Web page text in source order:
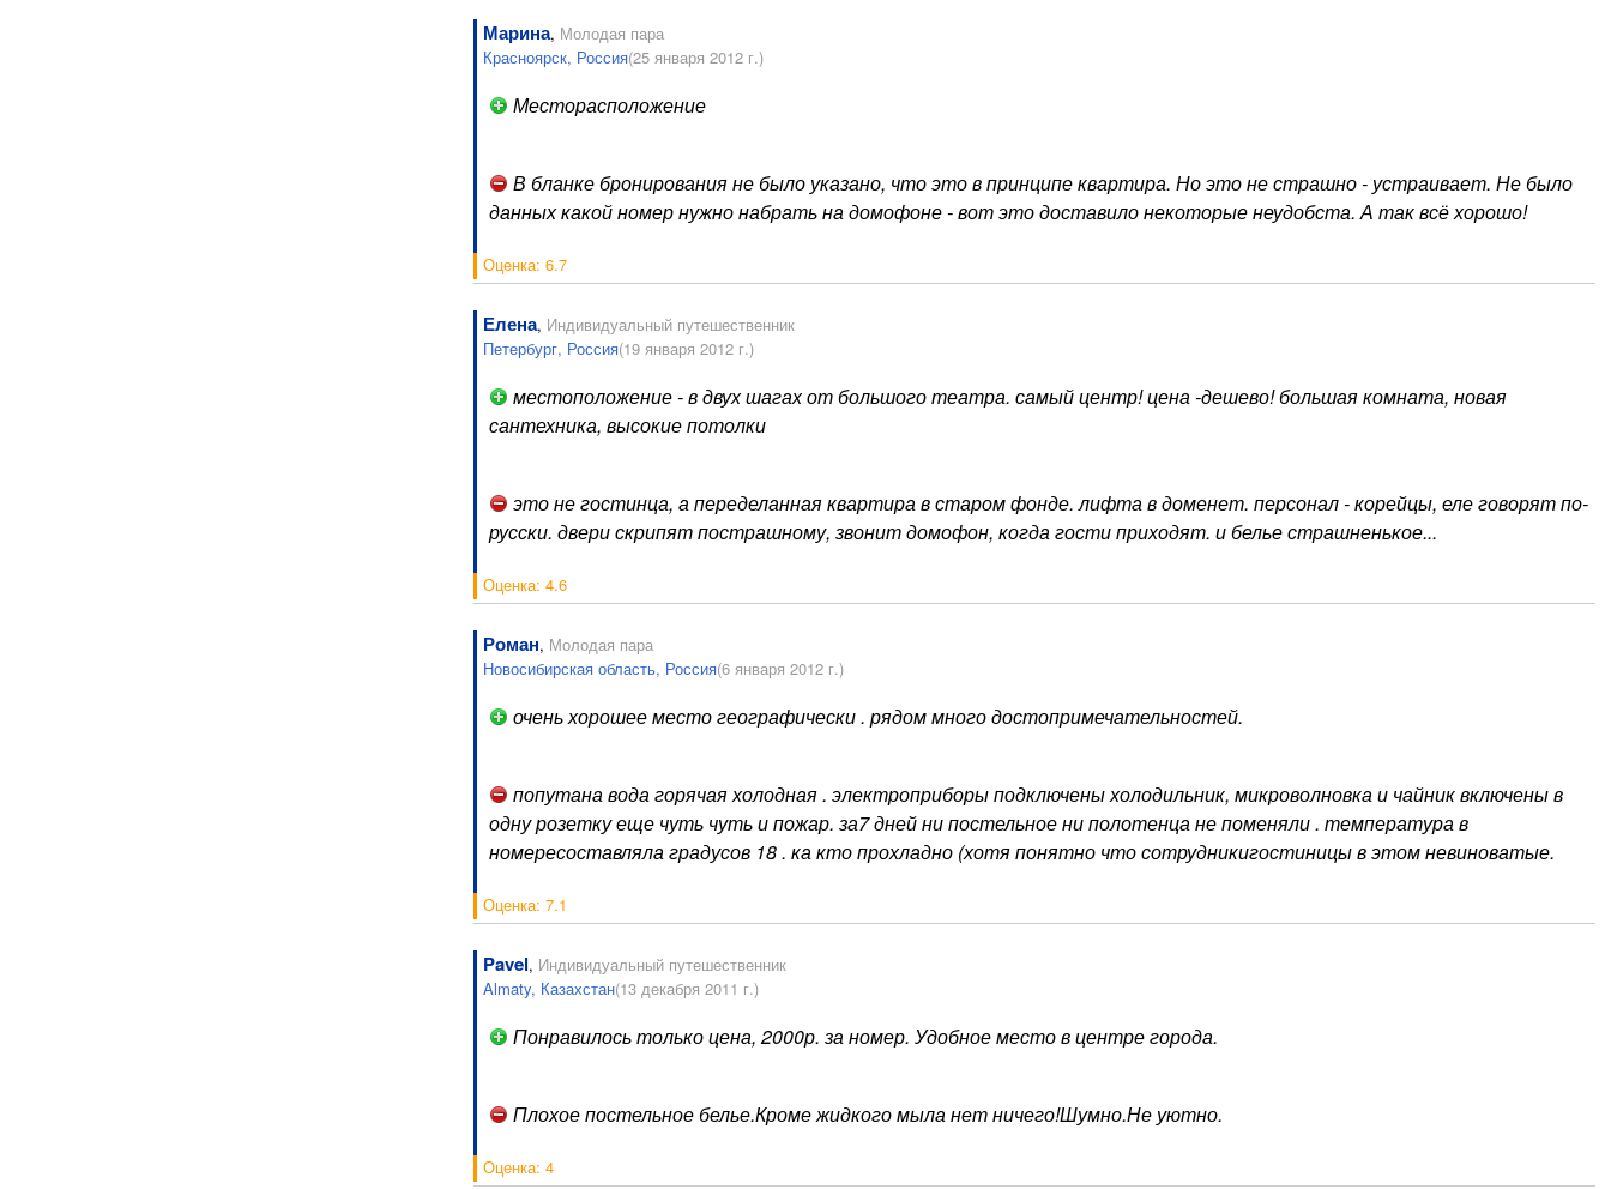
Марина, Молодая пара
Красноярск, Россия(25 января 2012 г.)
Месторасположение
В бланке бронирования не было указано, что это в принципе квартира. Но это не страшно - устраивает. Не было
данных какой номер нужно набрать на домофоне - вот это доставило некоторые неудобста. А так всё хорошо!
Оценка: 6.7
Елена, Индивидуальный путешественник
Петербург, Россия(19 января 2012 г.)
местоположение - в двух шагах от большого театра. самый центр! цена -дешево! большая комната, новая
сантехника, высокие потолки
это не гостинца, а переделанная квартира в старом фонде. лифта в доменет. персонал - корейцы, еле говорят по-
русски. двери скрипят пострашному, звонит домофон, когда гости приходят. и белье страшненькое...
Оценка: 4.6
Роман, Молодая пара
Новосибирская область, Россия(6 января 2012 г.)
очень хорошее место географически . рядом много достопримечательностей.
попутана вода горячая холодная . электроприборы подключены холодильник, микроволновка и чайник включены в
одну розетку еще чуть чуть и пожар. за7 дней ни постельное ни полотенца не поменяли . температура в
номересоставляла градусов 18 . ка кто прохладно (хотя понятно что сотрудникигостиницы в этом невиноватые.
Оценка: 7.1
Pavel, Индивидуальный путешественник
Almaty, Казахстан(13 декабря 2011 г.)
Понравилось только цена, 2000р. за номер. Удобное место в центре города.
Плохое постельное белье.Кроме жидкого мыла нет ничего!Шумно.Не уютно.
Оценка: 4